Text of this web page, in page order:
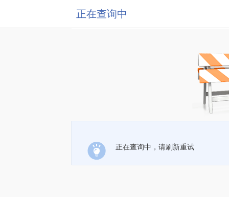
正在查询中
正在查询中，请刷新重试